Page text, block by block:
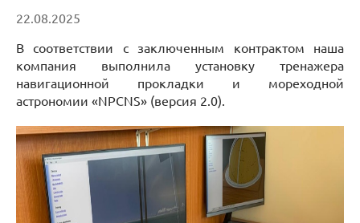
22.08.2025
В соответствии с заключенным контрактом наша
компания выполнила установку тренажера
навигационной прокладки и мореходной
астрономии «NPCNS» (версия 2.0).